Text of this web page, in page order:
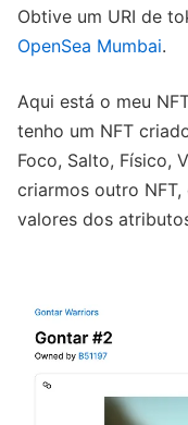
Obtive um URI de
OpenSea Mumbai.
Aqui está o meu
tenho um NFT
Foco, Salto, Físico,
criarmos outro
valores dos